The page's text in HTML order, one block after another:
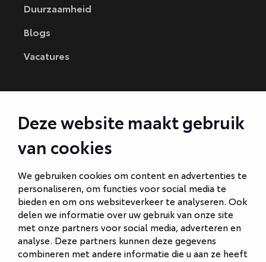
Deze website maakt gebruik
van cookies
We gebruiken cookies om content en advertenties te
personaliseren, om functies voor social media te
bieden en om ons websiteverkeer te analyseren. Ook
delen we informatie over uw gebruik van onze site
met onze partners voor social media, adverteren en
analyse. Deze partners kunnen deze gegevens
combineren met andere informatie die u aan ze heeft
Duurzaamheid
Blogs
Vacatures
Autobedrijf Amersfoort
Autobedrijf Ede
Autobedrijf Naarden
Autobedrijf Veenendaal
Van Gent Schadeherstel